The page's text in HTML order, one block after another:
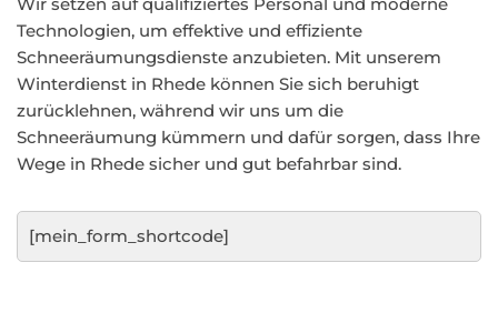
Technologien, um effektive und effiziente
Schneeräumungsdienste anzubieten. Mit unserem
Winterdienst in Rhede können Sie sich beruhigt
zurücklehnen, während wir uns um die
Schneeräumung kümmern und dafür sorgen, dass Ihre
Wege in Rhede sicher und gut befahrbar sind.
[mein_form_shortcode]